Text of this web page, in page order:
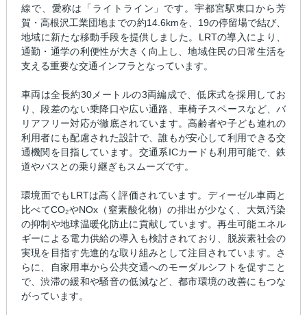
線で、愛称は「ライトライン」です。宇都宮駅東口から芳
賀・高根沢工業団地までの約14.6kmを、19の停留場で結び、
地域に新たな移動手段を提供しました。LRTの導入により、
通勤・通学の利便性が大きく向上し、地域住民の日常生活を
支える重要な交通インフラとなっています。
車両は全長約30メートルの3両編成で、低床式を採用してお
り、段差のない乗降口や広い通路、車椅子スペースなど、バ
リアフリー対応が徹底されています。高齢者や子ども連れの
利用者にも配慮された設計で、誰もが安心して利用できる交
通機関を目指しています。交通系ICカードも利用可能で、鉄
道やバスとの乗り継ぎもスムーズです。
環境面でもLRTは高く評価されています。ディーゼル車両と
比べてCO₂やNOx（窒素酸化物）の排出が少なく、大気汚染
の抑制や地球温暖化防止に貢献しています。再生可能エネル
ギーによる電力供給の導入も検討されており、脱炭素社会の
実現を目指す先進的な取り組みとして注目されています。さ
らに、自家用車から公共交通へのモーダルシフトを促すこと
で、渋滞の緩和や騒音の低減など、都市環境の改善にもつな
がっています。